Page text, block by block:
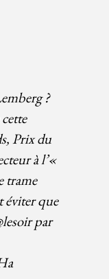
?
, Prix du
à l’«
trame
éviter que
par